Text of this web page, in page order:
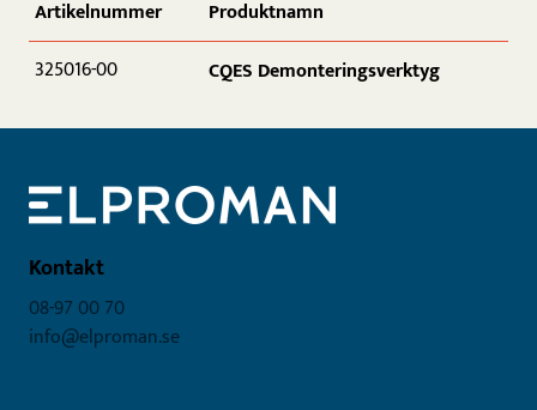
Artikelnummer
Produktnamn
325016-00
CQES Demonteringsverktyg
Kontakt
08-97 00 70
info@elproman.se